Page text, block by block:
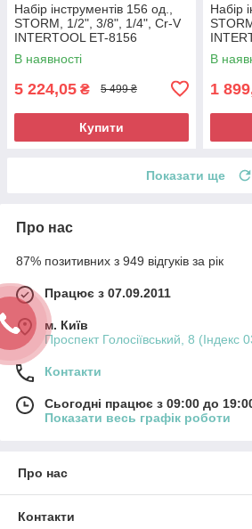
Набір інструментів 156 од.,
STORM, 1/2", 3/8", 1/4", Cr-V
INTERTOOL ET-8156
В наявності
5 224,05 ₴ 5 499 ₴
Купити
Набір
В
1
Показати ще
Про нас
87% позитивних з 949 відгуків за рік
Працює з 07.09.2011
м. Київ
Проспект Голосіївський, 8 (Індекс
Контакти
Сьогодні працює з 09:00 до
Показати весь графік роботи
Про нас
Контакти